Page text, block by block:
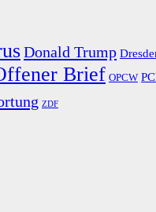
Donald Trump
Brief OPCW
ZDF